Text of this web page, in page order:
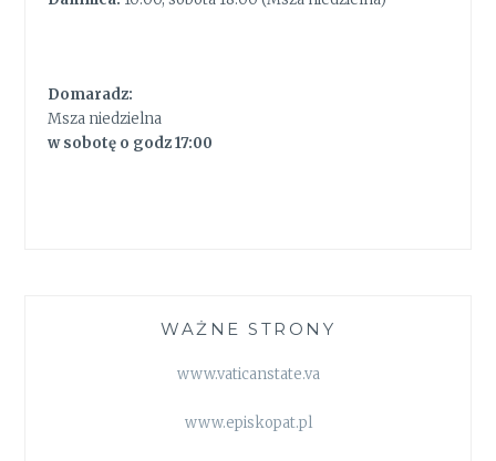
Domaradz:
Msza niedzielna
w sobotę o godz 17:00
WAŻNE STRONY
www.vaticanstate.va
www.episkopat.pl